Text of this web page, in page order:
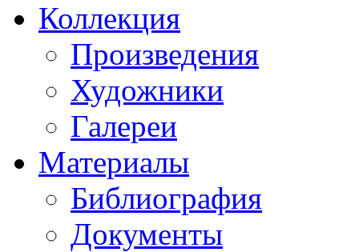
Коллекция
Произведения
Художники
Галереи
Материалы
Библиография
Документы